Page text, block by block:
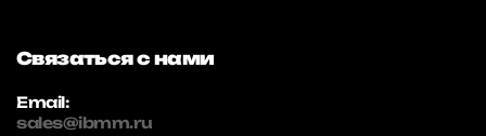
Связаться с нами
Email:
sales@ibmm.ru